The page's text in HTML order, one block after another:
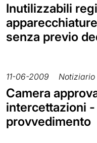
Inutilizzabili
senza previo
11-06-2009 Notiziario
Camera
intercettazioni
provvedimento